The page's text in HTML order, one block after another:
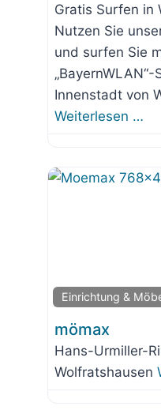
Gratis Surfen in
Nutzen Sie
und surfen Sie
Innenstadt von
Weiterlesen …
Einrichtung &
mömax
Hans-Urmiller-
Wolfratshausen